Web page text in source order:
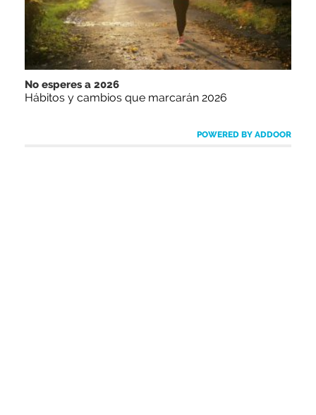
No esperes a 2026
Hábitos y cambios que marcarán 2026
POWERED BY ADDOOR